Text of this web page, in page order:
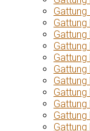
Gattung